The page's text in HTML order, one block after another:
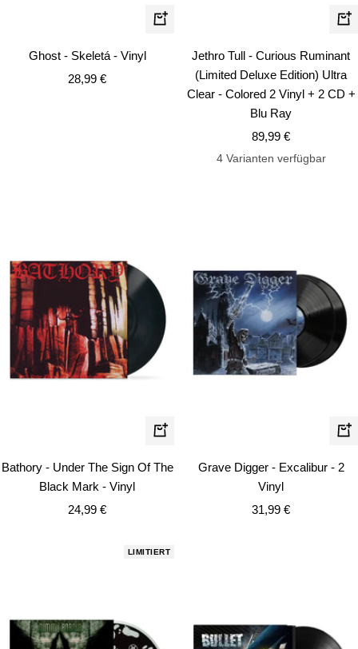
In
Warenkorb
Ghost - Skeletá - Vinyl
Angebotspreis
28,99 €
In
Jethro Tull - Curious Ruminant
(Limited Deluxe Edition) Ultra
Clear - Colored 2 Vinyl + 2 CD +
Blu Ray
Angebotspreis
89,99 €
4 Varianten verfügbar
In
Bathory - Under The Sign Of The
Black Mark - Vinyl
Angebotspreis
24,99 €
In
Grave Digger - Excalibur - 2
Vinyl
Angebotspreis
31,99 €
LIMITIERT